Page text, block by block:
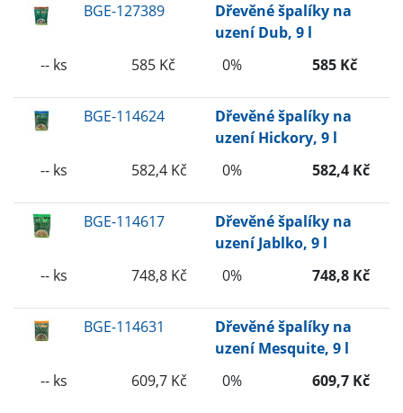
BGE-127389
Dřevěné špalíky na
uzení Dub, 9 l
-- ks
585 Kč 0% 585 Kč
BGE-114624
Dřevěné špalíky na
uzení Hickory, 9 l
-- ks
582,4 Kč 0% 582,4 Kč
BGE-114617
Dřevěné špalíky na
uzení Jablko, 9 l
-- ks
748,8 Kč 0% 748,8 Kč
BGE-114631
Dřevěné špalíky na
uzení Mesquite, 9 l
-- ks
609,7 Kč 0% 609,7 Kč